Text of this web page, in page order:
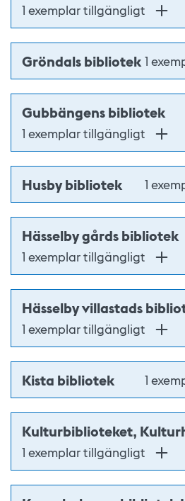
1 exemplar tillgängligt
Gröndals bibliotek 1
Gubbängens bibliotek
1 exemplar tillgängligt
Husby bibliotek 1
Hässelby gårds bibliotek
1 exemplar tillgängligt
Hässelby villastads
1 exemplar tillgängligt
Kista bibliotek 1
Kulturbiblioteket,
1 exemplar tillgängligt